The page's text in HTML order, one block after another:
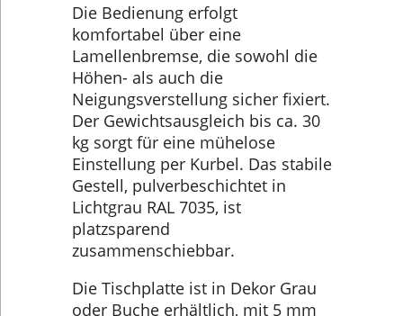
Die Bedienung erfolgt
komfortabel über eine
Lamellenbremse, die sowohl die
Höhen- als auch die
Neigungsverstellung sicher fixiert.
Der Gewichtsausgleich bis ca. 30
kg sorgt für eine mühelose
Einstellung per Kurbel. Das stabile
Gestell, pulverbeschichtet in
Lichtgrau RAL 7035, ist
platzsparend
zusammenschiebbar.
Die Tischplatte ist in Dekor Grau
oder Buche erhältlich, mit 5 mm